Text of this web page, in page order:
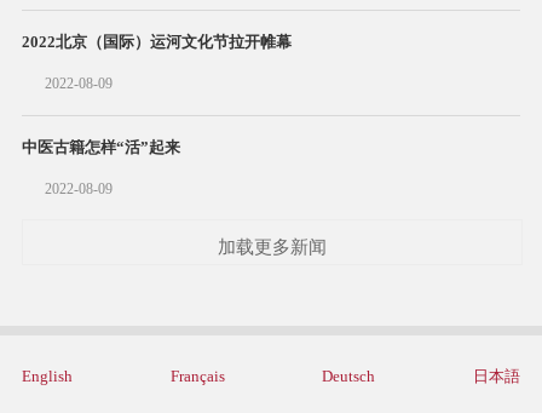
2022北京（国际）运河文化节拉开帷幕
2022-08-09
中医古籍怎样“活”起来
2022-08-09
加载更多新闻
English Français Deutsch 日本語